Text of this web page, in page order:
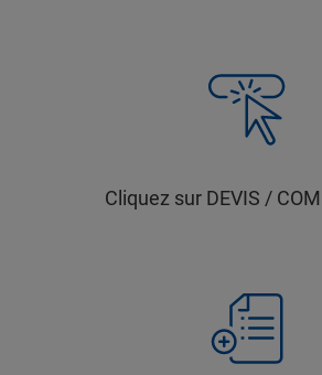
Cliquez sur DEVIS /